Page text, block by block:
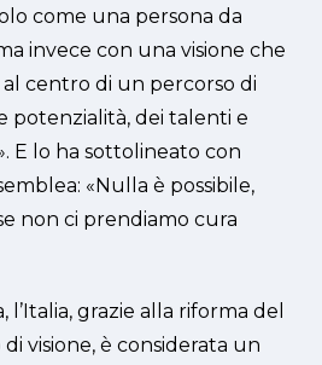
come una persona da
invece con una visione che
centro di un percorso di
potenzialità, dei talenti e
E lo ha sottolineato con
«Nulla è possibile,
non ci prendiamo cura
l’Italia, grazie alla riforma del
visione, è considerata un